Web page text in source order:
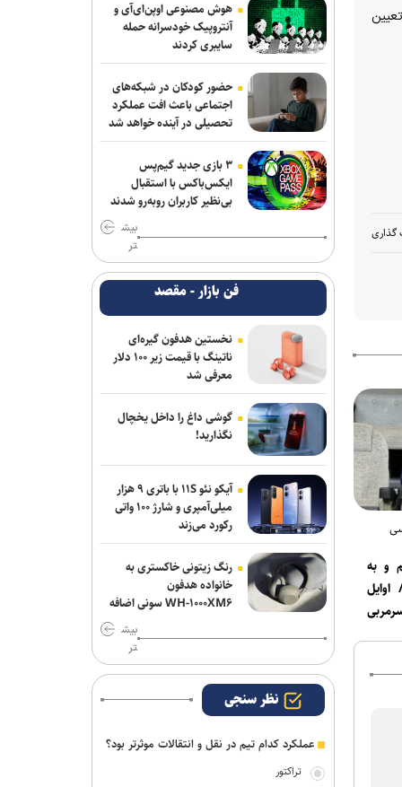
گذاری
و به
اوایل
من برای ناگویا از دو تورنمنت بعد آغاز
می‌شود/ برخورداری: قانون سرباز قهرمان
کمک خوبی است+فیلم
فریدونی: دلیل بسته ماندن پنجره استقلال
۴ فسخ غیر موجه در دو سال بوده است/
تاجرنیا دوست دارد خودش را تبرئه کند
برزگر: همای سعادت روی دوش تارتار
نشسته است/ عیار واقعی پرسپولیس از
هفته پنجم به بعد مشخص می‌شود
نعمت‌پور بعد از قبول مسئولیت سپاهان در
لیگ برتر فرنگی: اولویت‌مان در سال اول
قهرمانی نیست
مس رفسنجان منتظر رأی CAS/ آغاز
تمرینات نارنجی پوشان از هفته آینده
دروازه‌بان‌های سابق پرسپولیس و تراکتور به
شمس آذر پیوستند
صنعت نفت مهاجم مس شهر بابک را
جذب کرد
تهیدست به صنعت نفت پیوست
هوش مصنوعی اوپن‌ای‌آی و
آنتروپیک خودسرانه حمله
سایبری کردند
حضور کودکان در شبکه‌های
اجتماعی باعث افت عملکرد
تحصیلی در آینده خواهد شد
۳ بازی جدید گیم‌پس
ایکس‌باکس با استقبال
بی‌نظیر کاربران روبه‌رو شدند
بیش
تر
فن بازار - مقصد
نخستین هدفون گیره‌ای
ناتینگ با قیمت زیر ۱۰۰ دلار
معرفی شد
گوشی داغ را داخل یخچال
نگذارید!
آیکو نئو ۱۱S با باتری ۹ هزار
میلی‌آمپری و شارژ ۱۰۰ واتی
رکورد می‌زند
رنگ زیتونی خاکستری به
خانواده هدفون
WH-۱۰۰۰XM۶ سونی اضافه
بیش
تر
نظر سنجی
عملکرد کدام تیم در نقل و انتقالات موثرتر بود؟
تراکتور